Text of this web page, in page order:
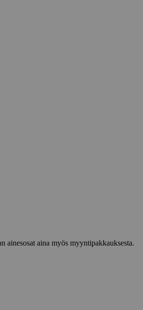
ainesosat aina myös myyntipakkauksesta.